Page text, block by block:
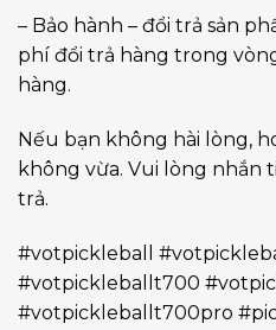
– Bảo hành – đổi trả sản
phí đổi trả hàng trong
hàng.
Nếu bạn không hài lòng,
không vừa. Vui lòng nhắn
trả.
#votpickleball
#votpickleballt700
#votpickleballt700pro